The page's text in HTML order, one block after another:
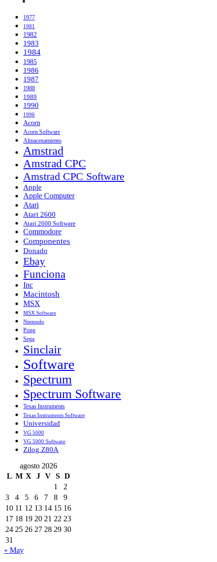
1977
1981
1982
1983
1984
1985
1986
1987
1988
1989
1990
1996
Acorn
Acorn Software
Almacenamiento
Amstrad
Amstrad CPC
Amstrad CPC Software
Apple
Apple Computer
Atari
Atari 2600
Atari 2600 Software
Commodore
Componentes
Donado
Ebay
Funciona
Inc
Macintosh
MSX
MSX Software
Nintendo
Pong
Sega
Sinclair
Software
Spectrum
Spectrum Software
Texas Instruments
Texas Instruments Software
Universidad
VG 5000
VG 5000 Software
Zilog Z80A
agosto 2026
L M X J V S D
1
2
3
4 5 6 7 8
9
10 11 12 13 14 15 16
17 18 19 20 21 22 23
24 25 26 27 28 29 30
31
« May